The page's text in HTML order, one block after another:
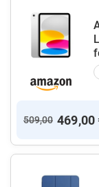
509,00 469,00